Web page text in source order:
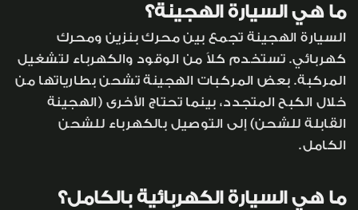
ما هي السيارة الهجينة؟
السيارة الهجينة تجمع بين محرك بنزين ومحرك
كهربائي. تستخدم كلاً من الوقود والكهرباء لتشغيل
المركبة. بعض المركبات الهجينة تشحن بطارياتها من
خلال الكبح المتجدد، بينما تحتاج الأخرى (الهجينة
القابلة للشحن) إلى التوصيل بالكهرباء للشحن
الكامل.
ما هي السيارة الكهربائية بالكامل؟